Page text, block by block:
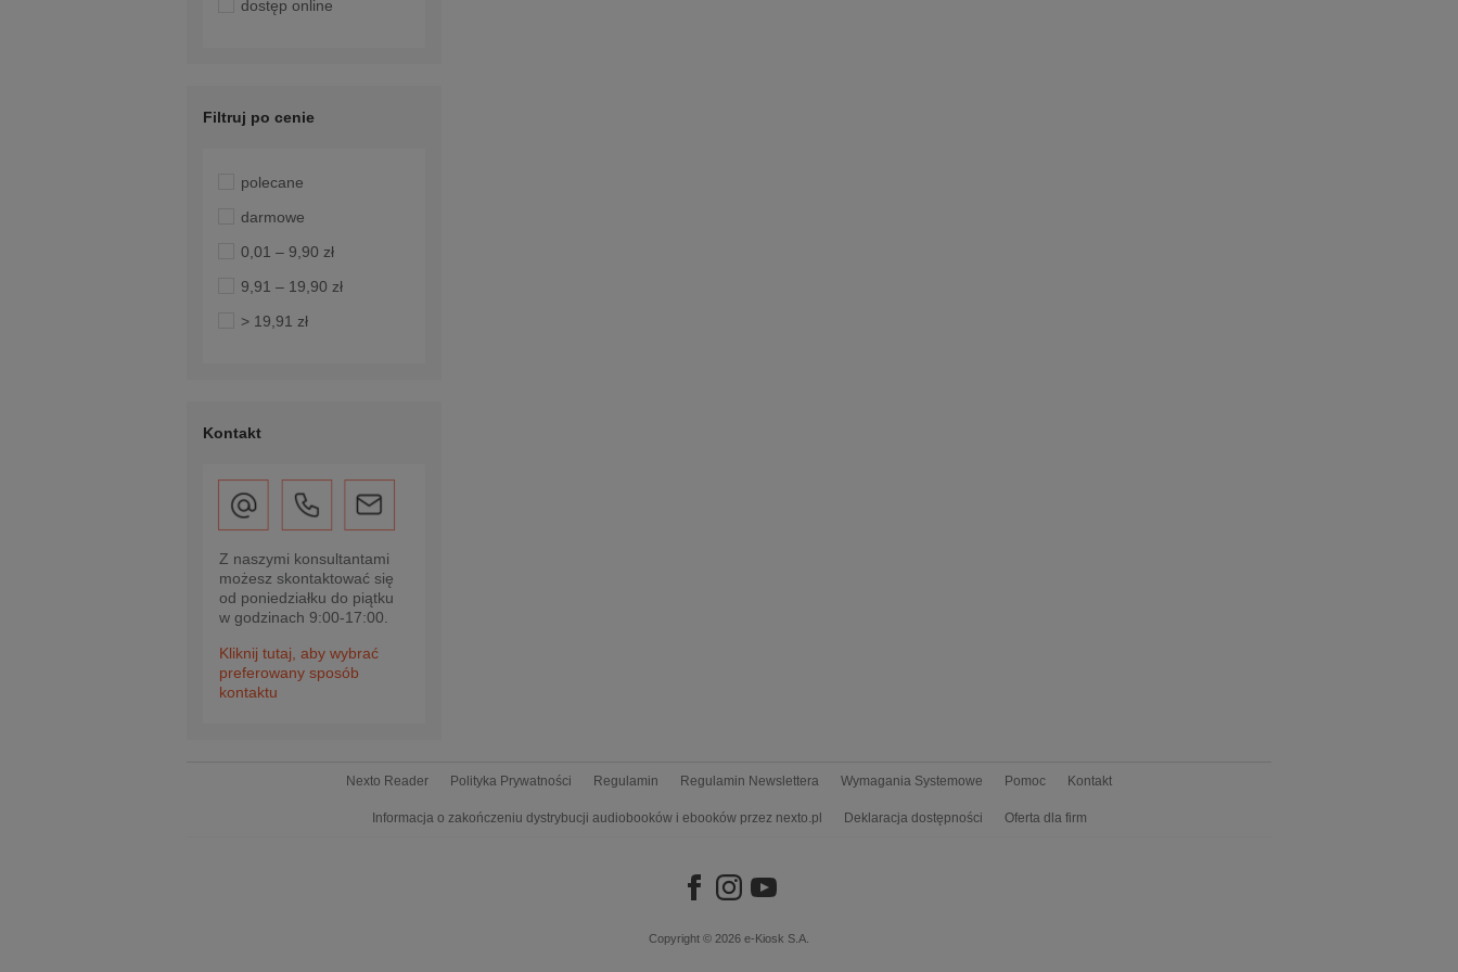
dostęp online
Filtruj po cenie
polecane
darmowe
0,01 – 9,90 zł
9,91 – 19,90 zł
> 19,91 zł
Kontakt
Z naszymi konsultantami
możesz skontaktować się
od poniedziałku do piątku
w godzinach 9:00-17:00.
Kliknij tutaj, aby wybrać
preferowany sposób
kontaktu
Nexto Reader Polityka Prywatności Regulamin Regulamin Newslettera Wymagania Systemowe Pomoc Kontakt
Informacja o zakończeniu dystrybucji audiobooków i ebooków przez nexto.pl Deklaracja dostępności Oferta dla firm
Copyright © 2026 e-Kiosk S.A.